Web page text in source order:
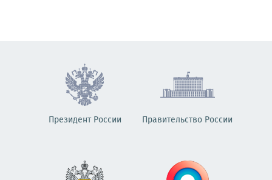
Президент России Правительство России